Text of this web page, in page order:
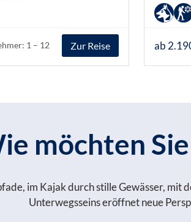
1 – 12 Zur Reise ab
möchten
im Kajak durch stille Gewässer, mit
Unterwegsseins eröffnet neue